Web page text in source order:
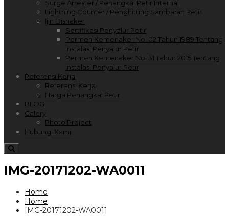
Surge Arrester / Penangkal Petir Internal
Lightning Counter / Penghitung Sambaran Petir
Ijin Disnaker
Sertifikasi Penyalur Petir
Permen Kemenaker No. 02 Tahun 1989 Tentang
Instalasi Penyalur Petir
Permen Kemenaker No. 31 Tahun 2015 Tentang
Instalasi Penyalur Petir
Referensi Kerja
Referensi Kerja
Harga Penangkal Petir
BLOG
Galery
Photo Project
Hubungi Kami
IMG-20171202-WA0011
Home
Home
IMG-20171202-WA0011